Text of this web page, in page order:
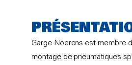
Garge Noerens est membre
montage de pneumatiques